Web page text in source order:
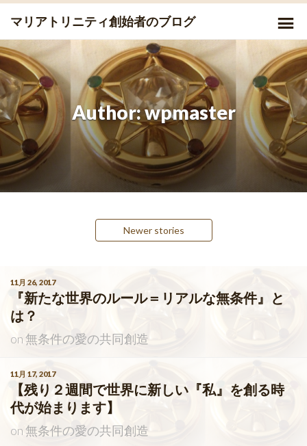
content
マリアトリニティ創始者のブログ
Author:wpmaster
Newer stories
11月 26, 2017
『新たな世界のルール＝リアルな無条件』と
は？
on無条件の愛の共同創造
11月 17, 2017
【残り２週間で世界に新しい『私』を創る時
代が始まります】
on無条件の愛の共同創造